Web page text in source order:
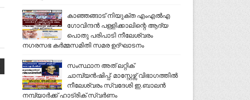
കാഞ്ഞങ്ങാട് നിയുക്ത എംഎൽഎ
ഗോവിന്ദൻ പള്ളിക്കാലിന്റെ ആദ്യ
പൊതു പരിപാടി നീലേശ്വരം
നഗരസഭ കർമ്മസമിതി സമര ഉദ്ഘാടനം
സംസ്ഥാന അത് ലറ്റിക്
ചാമ്പ്യൻഷിപ്പ്: മാസ്റ്റേഴ്സ് വിഭാഗത്തിൽ
നീലേശ്വരം സ്വദേശി ഇ.ബാലൻ
നമ്പ്യാർക്ക് ഹാട്രിക് സ്വർണം